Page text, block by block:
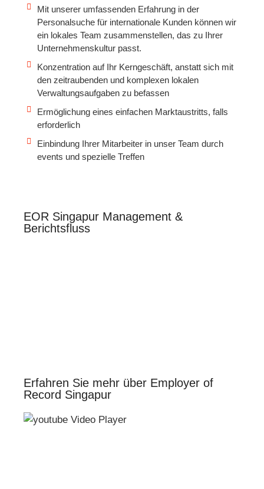
Mit unserer umfassenden Erfahrung in der
Personalsuche für internationale Kunden können wir
ein lokales Team zusammenstellen, das zu Ihrer
Unternehmenskultur passt.
Konzentration auf Ihr Kerngeschäft, anstatt sich mit
den zeitraubenden und komplexen lokalen
Verwaltungsaufgaben zu befassen
Ermöglichung eines einfachen Marktaustritts, falls
erforderlich
Einbindung Ihrer Mitarbeiter in unser Team durch
events und spezielle Treffen
EOR Singapur Management &
Berichtsfluss
Erfahren Sie mehr über Employer of
Record Singapur